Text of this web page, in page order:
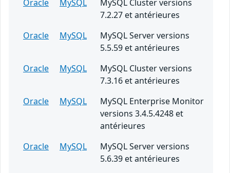
Oracle MySQL
MySQL Cluster versions
7.2.27 et antérieures
Oracle
MySQL
MySQL Server versions
5.5.59 et antérieures
Oracle
MySQL
MySQL Cluster versions
7.3.16 et antérieures
Oracle
MySQL
MySQL Enterprise Monitor
versions 3.4.5.4248 et
antérieures
Oracle
MySQL
MySQL Server versions
5.6.39 et antérieures